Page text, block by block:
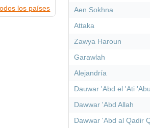
Aen Sokhna
Attaka
Zawya Haroun
Garawlah
Alejandría
Dauwar 'Abd el 'Ati
Dawwar 'Abd Allah
Dawwar 'Abd al Qadir
los países